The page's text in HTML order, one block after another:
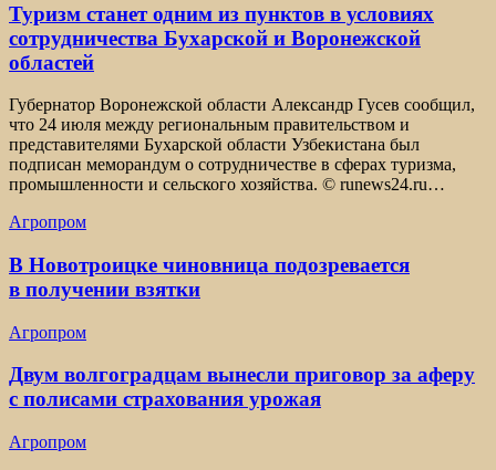
Туризм станет одним из пунктов в условиях
сотрудничества Бухарской и Воронежской
областей
Губернатор Воронежской области Александр Гусев сообщил,
что 24 июля между региональным правительством и
представителями Бухарской области Узбекистана был
подписан меморандум о сотрудничестве в сферах туризма,
промышленности и сельского хозяйства. © runews24.ru…
Агропром
В Новотроицке чиновница подозревается
в получении взятки
Агропром
Двум волгоградцам вынесли приговор за аферу
с полисами страхования урожая
Агропром